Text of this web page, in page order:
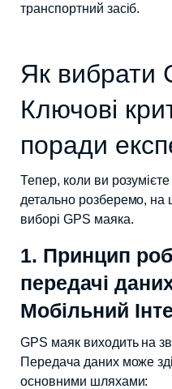
транспортний засіб.
Як вибрати
Ключові
поради
Тепер, коли ви
детально розберемо, на
виборі GPS маяка.
1. Принцип
передачі
Мобільний
GPS маяк виходить на
Передача даних може
основними шляхами: